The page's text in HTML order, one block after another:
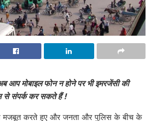
आप मोबाइल फोन न होने पर भी इमरजेंसी की
से संपर्क कर सकते हैं !
मजबूत करते हुए और जनता और पुलिस के बीच के